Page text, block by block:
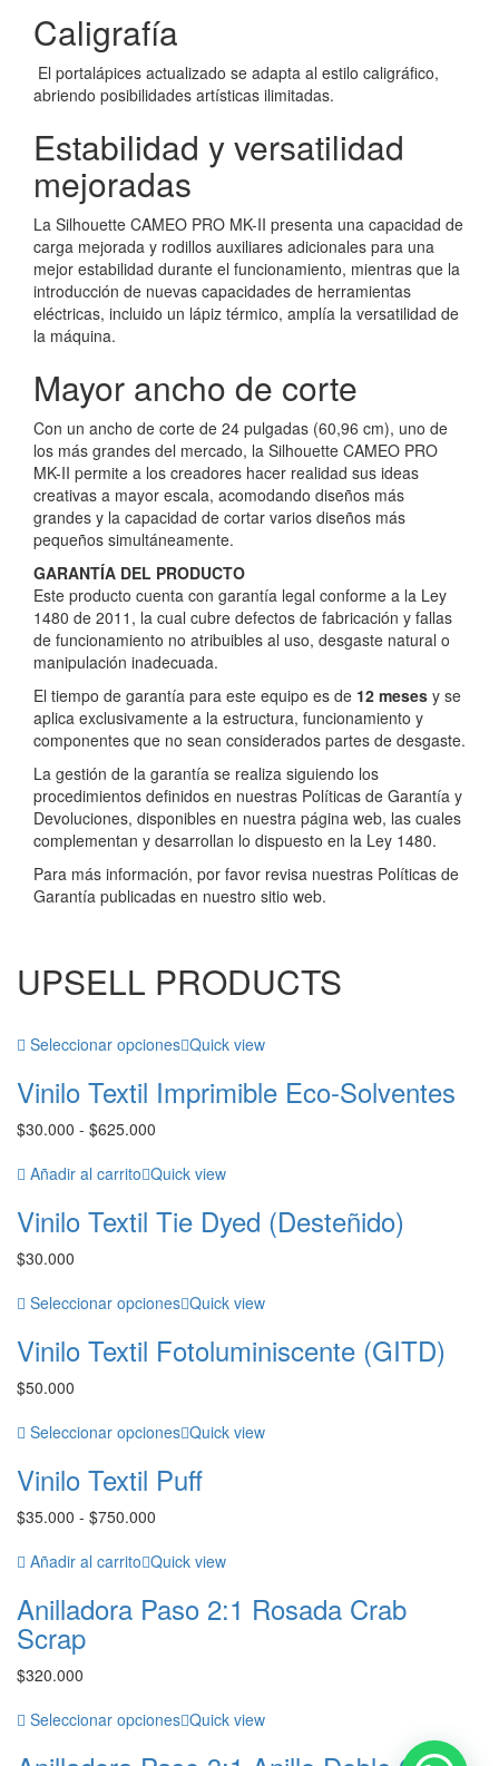
Caligrafía
El portalápices actualizado se adapta al estilo caligráfico,
abriendo posibilidades artísticas ilimitadas.
Estabilidad y versatilidad
mejoradas
La Silhouette CAMEO PRO MK-II presenta una capacidad de
carga mejorada y rodillos auxiliares adicionales para una
mejor estabilidad durante el funcionamiento, mientras que la
introducción de nuevas capacidades de herramientas
eléctricas, incluido un lápiz térmico, amplía la versatilidad de
la máquina.
Mayor ancho de corte
Con un ancho de corte de 24 pulgadas (60,96 cm), uno de
los más grandes del mercado, la Silhouette CAMEO PRO
MK-II permite a los creadores hacer realidad sus ideas
creativas a mayor escala, acomodando diseños más
grandes y la capacidad de cortar varios diseños más
pequeños simultáneamente.
GARANTÍA DEL PRODUCTO
Este producto cuenta con garantía legal conforme a la Ley
1480 de 2011, la cual cubre defectos de fabricación y fallas
de funcionamiento no atribuibles al uso, desgaste natural o
manipulación inadecuada.
El tiempo de garantía para este equipo es de 12 meses y se
aplica exclusivamente a la estructura, funcionamiento y
componentes que no sean considerados partes de desgaste.
La gestión de la garantía se realiza siguiendo los
procedimientos definidos en nuestras Políticas de Garantía y
Devoluciones, disponibles en nuestra página web, las cuales
complementan y desarrollan lo dispuesto en la Ley 1480.
Para más información, por favor revisa nuestras Políticas de
Garantía publicadas en nuestro sitio web.
UPSELL PRODUCTS
Seleccionar opciones Quick view
Vinilo Textil Imprimible Eco-Solventes
$30.000 - $625.000
precios:
$30.000
hasta
Añadir al carrito Quick view
Vinilo Textil Tie Dyed (Desteñido)
$30.000
Seleccionar opciones Quick view
Vinilo Textil Fotoluminiscente (GITD)
$50.000
Seleccionar opciones Quick view
Vinilo Textil Puff
$35.000 - $750.000
precios:
$35.000
hasta
Añadir al carrito Quick view
Anilladora Paso 2:1 Rosada Crab
Scrap
$320.000
Seleccionar opciones Quick view